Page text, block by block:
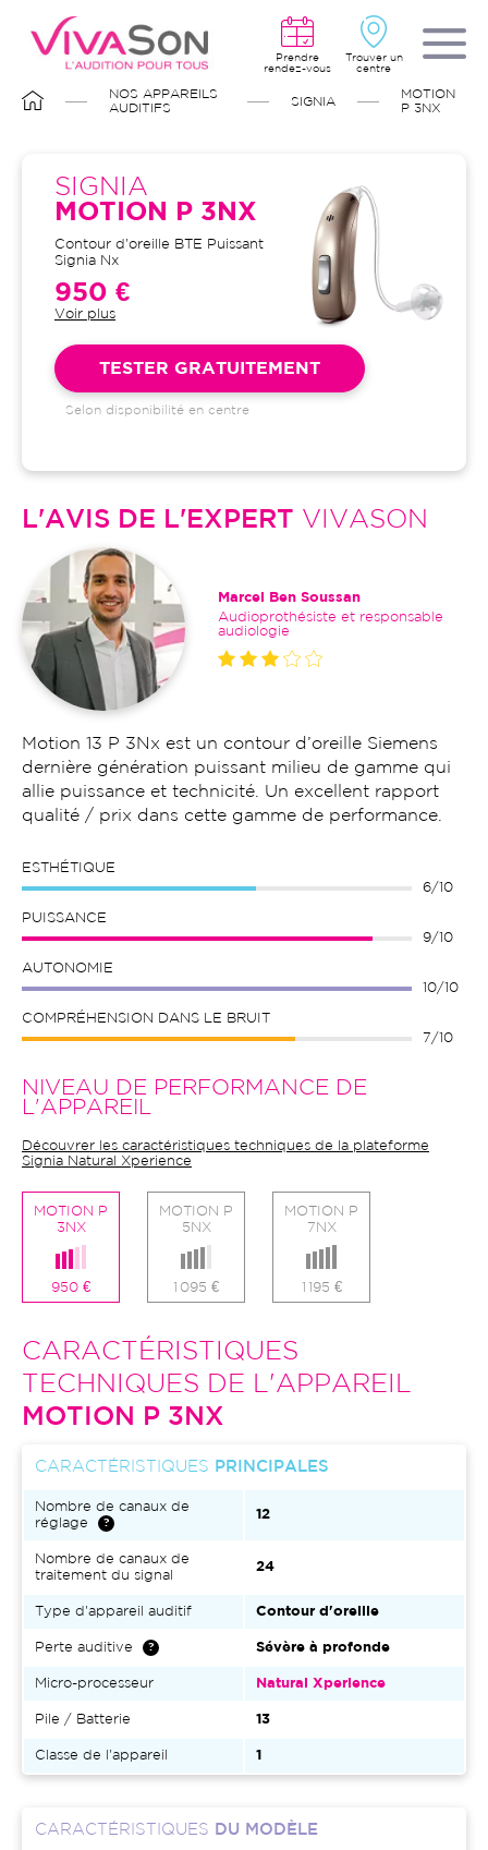
contenu
principal
Prendre
rendez-vous
Trouver un
centre
FIL
D'ARIANE
NOS APPAREILS
AUDITIFS
SIGNIA
MOTION
P 3NX
SIGNIA
MOTION P 3NX
Contour d'oreille BTE Puissant
Signia Nx
950 €
Voir plus
inclus : bilans auditifs, adaptation
initiale, visites de contrôle, visites
de réglages, dépannages
TESTER GRATUITEMENT
Selon disponibilité en centre
L'AVIS DE L'EXPERT VIVASON
Marcel Ben Soussan
Audioprothésiste et responsable
audiologie
Motion 13 P 3Nx est un contour d’oreille Siemens
dernière génération puissant milieu de gamme qui
allie puissance et technicité. Un excellent rapport
qualité / prix dans cette gamme de performance.
ESTHÉTIQUE
6/10
PUISSANCE
9/10
AUTONOMIE
10/10
COMPRÉHENSION DANS LE BRUIT
7/10
NIVEAU DE PERFORMANCE DE
L'APPAREIL
Découvrer les caractéristiques techniques de la plateforme
Signia Natural Xperience
MOTION P
3NX
950 €
MOTION P
5NX
1 095 €
MOTION P
7NX
1 195 €
CARACTÉRISTIQUES
TECHNIQUES DE L'APPAREIL
MOTION P 3NX
CARACTÉRISTIQUES PRINCIPALES
Nombre de canaux de
réglage
12
Nombre de canaux de
traitement du signal
24
Type d'appareil auditif Contour d'oreille
Perte auditive Sévère à profonde
Micro-processeur Natural Xperience
Pile / Batterie 13
Classe de l'appareil 1
CARACTÉRISTIQUES DU MODÈLE